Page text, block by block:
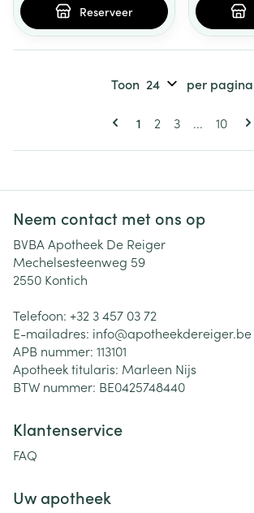
Reserveer
Pagina's
U lees momenteel
1 Pagina
2 Pagina
3 ... Pagina
10
Toon per pagina
Neem contact met ons op
BVBA Apotheek De Reiger
Mechelsesteenweg 59
2550 Kontich
Telefoon: +32 3 457 03 72
E-mailadres: info@apotheekdereiger.be
APB nummer: 113101
Apotheek titularis: Marleen Nijs
BTW nummer: BE0425748440
Klantenservice
FAQ
Uw apotheek